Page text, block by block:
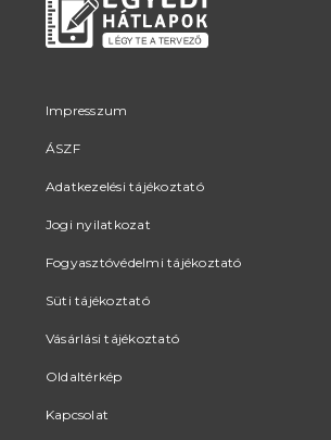
Impresszum
ÁSZF
Adatkezelési tájékoztató
Jogi nyilatkozat
Fogyasztóvédelmi tájékoztató
Süti tájékoztató
Vásárlási tájékoztató
Oldaltérkép
Kapcsolat